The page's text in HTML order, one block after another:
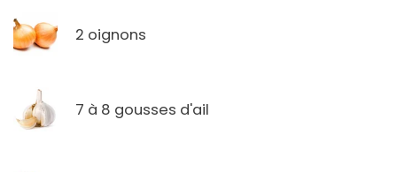
2 oignons
7 à 8 gousses d'ail